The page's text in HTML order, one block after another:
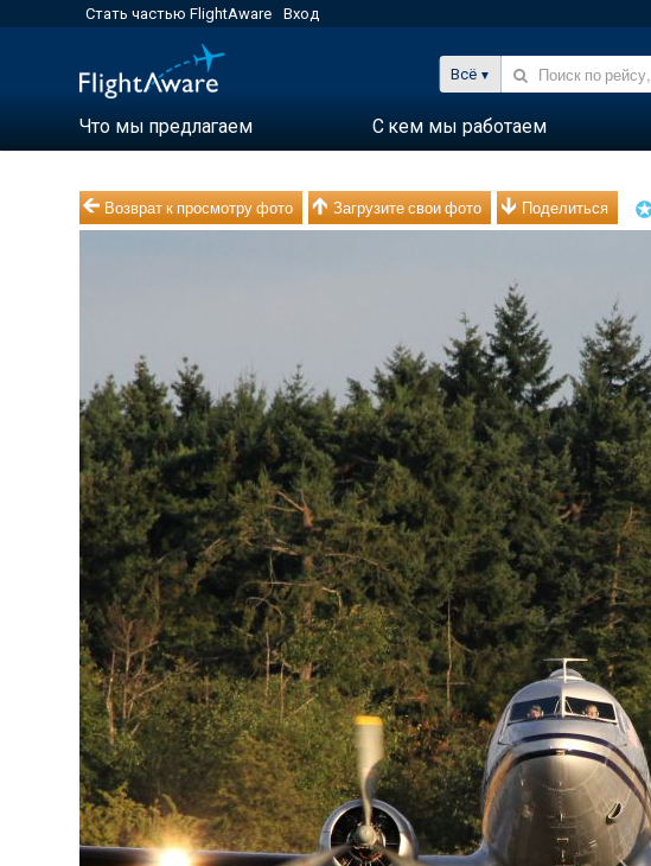
Стать частью FlightAware Вход
Всё
Что мы предлагаем С кем мы работаем
Возврат к просмотру фото Загрузите свои фото Поделиться